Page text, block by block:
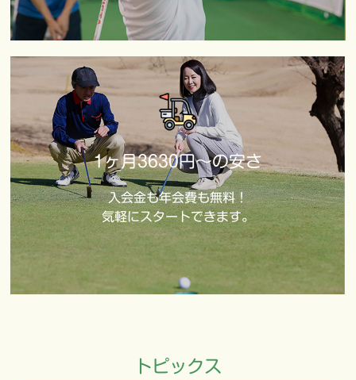
1ヶ月3630円～の安さ
入会金も年会費も無料！
気軽にスタートできます。
トピックス